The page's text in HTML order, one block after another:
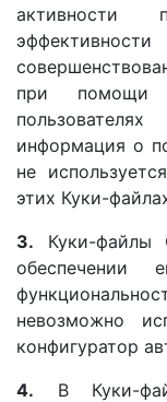
активности
при помощи
информация о
не
этих Куки-
3. Куки-файлы
обеспечении
невозможно
конфигуратор
4. В Куки-